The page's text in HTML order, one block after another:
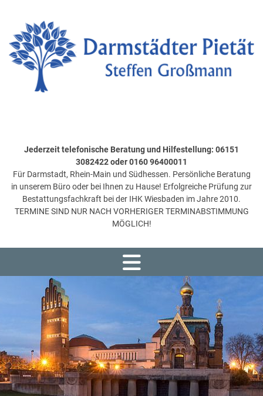
Jederzeit telefonische Beratung und Hilfestellung: 06151
3082422 oder 0160 96400011
Für Darmstadt, Rhein-Main und Südhessen. Persönliche Beratung
in unserem Büro oder bei Ihnen zu Hause! Erfolgreiche Prüfung zur
Bestattungsfachkraft bei der IHK Wiesbaden im Jahre 2010.
TERMINE SIND NUR NACH VORHERIGER TERMINABSTIMMUNG
MÖGLICH!